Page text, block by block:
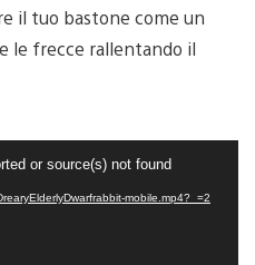
il tuo bastone come un
le frecce rallentando il
or source(s) not found
mobile.mp4?_=2